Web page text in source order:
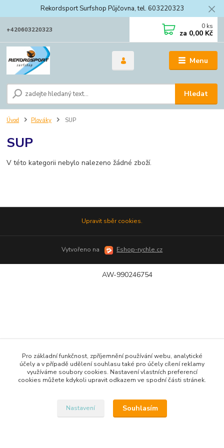
Rekordsport Surfshop Půjčovna, tel. 603220323
Menu
Hledat
+420603220323 0 ks
za 0,00 Kč
Úvod Plováky SUP
SUP
V této kategorii nebylo nalezeno žádné zboží.
Upravit sběr cookies.
Vytvořeno na Eshop-rychle.cz
AW-990246754
Pro základní funkčnost, zpříjemnění používání webu, analytické
účely a v případě udělení souhlasu také pro účely cílení reklamy
využíváme soubory cookies. Nastavení vlastních preferencí
cookies můžete kdykoli upravit odkazem ve spodní části stránek.
Nastavení Souhlasím